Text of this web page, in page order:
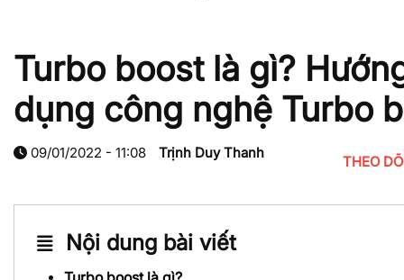
Turbo boost là gì?
dụng công nghệ Turbo
09/01/2022 - 11:08 Trịnh Duy Thanh
THEO
Nội dung bài viết